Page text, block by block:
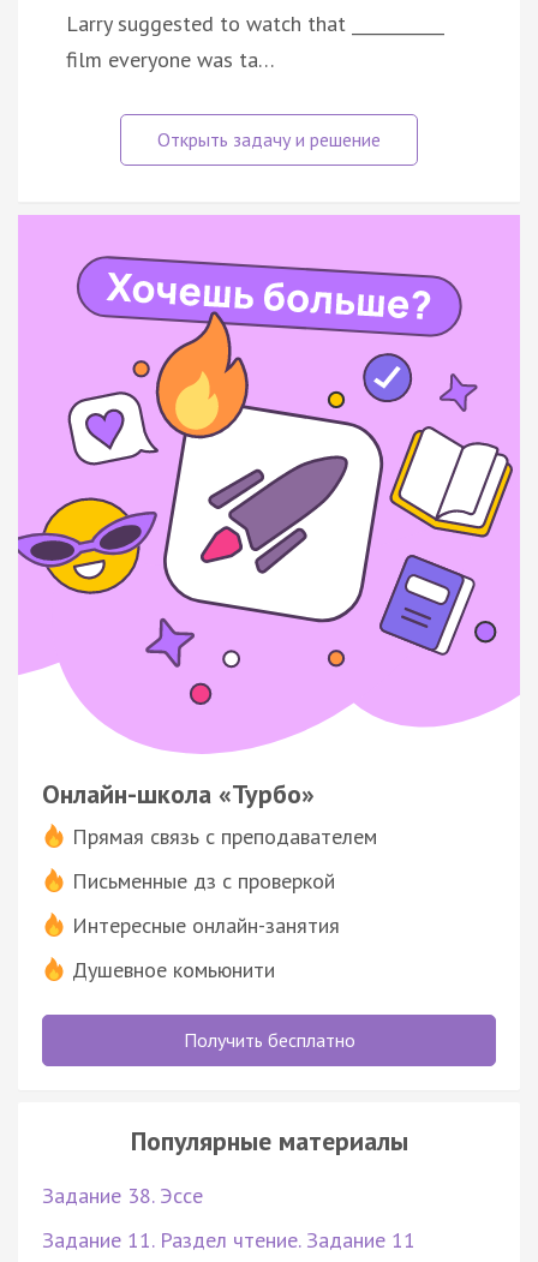
Larry suggested to watch that ___________
film everyone was ta…
Онлайн-школа «Турбо»
Прямая связь с преподавателем
Письменные дз с проверкой
Интересные онлайн-занятия
Душевное комьюнити
Получить бесплатно
Популярные материалы
Задание 38. Эссе
Задание 11. Раздел чтение. Задание 11